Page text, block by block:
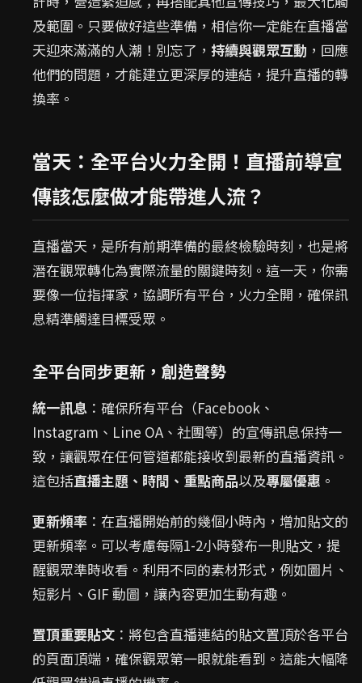
及範圍。只要做好這些準備，相信你一定能在直播當
天迎來滿滿的人潮！別忘了， 持續與觀眾互動 ，回應
他們的問題，才能建立更深厚的連結，提升直播的轉
換率。
當天：全平台火力全開！直播前導宣
傳該怎麼做才能帶進人流？
直播當天，是所有前期準備的最終檢驗時刻，也是將
潛在觀眾轉化為實際流量的關鍵時刻。這一天，你需
要像一位指揮家，協調所有平台，火力全開，確保訊
息精準觸達目標受眾。
全平台同步更新，創造聲勢
統一訊息 ：確保所有平台（Facebook、
Instagram、Line OA、社團等）的宣傳訊息保持一
致，讓觀眾在任何管道都能接收到最新的直播資訊。
這包括直播主題、時間、重點商品以及專屬優惠 。
更新頻率 ：在直播開始前的幾個小時內，增加貼文的
更新頻率。可以考慮每隔1-2小時發布一則貼文，提
醒觀眾準時收看。利用不同的素材形式，例如圖片、
短影片、GIF 動圖，讓內容更加生動有趣。
置頂重要貼文 ：將包含直播連結的貼文置頂於各平台
的頁面頂端，確保觀眾第一眼就能看到。這能大幅降